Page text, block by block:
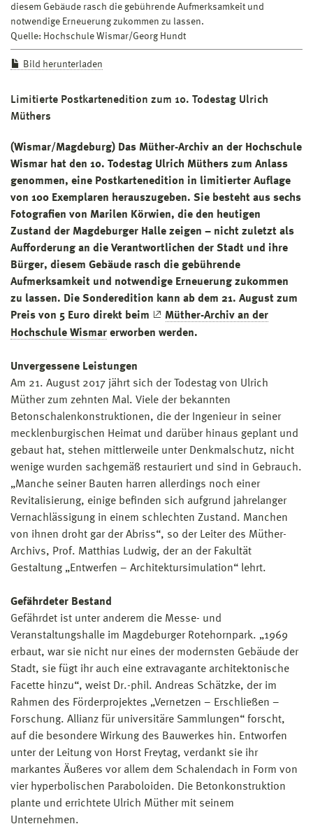
diesem Gebäude rasch die gebührende Aufmerksamkeit und
notwendige Erneuerung zukommen zu lassen.
Quelle: Hochschule Wismar/Georg Hundt
Bild herunterladen
Limitierte Postkartenedition zum 10. Todestag Ulrich
Müthers
(Wismar/Magdeburg) Das Müther-Archiv an der Hochschule
Wismar hat den 10. Todestag Ulrich Müthers zum Anlass
genommen, eine Postkartenedition in limitierter Auflage
von 100 Exemplaren herauszugeben. Sie besteht aus sechs
Fotografien von Marilen Körwien, die den heutigen
Zustand der Magdeburger Halle zeigen – nicht zuletzt als
Aufforderung an die Verantwortlichen der Stadt und ihre
Bürger, diesem Gebäude rasch die gebührende
Aufmerksamkeit und notwendige Erneuerung zukommen
zu lassen. Die Sonderedition kann ab dem 21. August zum
Preis von 5 Euro direkt beim
Müther-Archiv an der
Hochschule Wismar erworben werden.
Unvergessene Leistungen
Am 21. August 2017 jährt sich der Todestag von Ulrich
Müther zum zehnten Mal. Viele der bekannten
Betonschalenkonstruktionen, die der Ingenieur in seiner
mecklenburgischen Heimat und darüber hinaus geplant und
gebaut hat, stehen mittlerweile unter Denkmalschutz, nicht
wenige wurden sachgemäß restauriert und sind in Gebrauch.
„Manche seiner Bauten harren allerdings noch einer
Revitalisierung, einige befinden sich aufgrund jahrelanger
Vernachlässigung in einem schlechten Zustand. Manchen
von ihnen droht gar der Abriss“, so der Leiter des Müther-
Archivs, Prof. Matthias Ludwig, der an der Fakultät
Gestaltung „Entwerfen – Architektursimulation“ lehrt.
Gefährdeter Bestand
Gefährdet ist unter anderem die Messe- und
Veranstaltungshalle im Magdeburger Rotehornpark. „1969
erbaut, war sie nicht nur eines der modernsten Gebäude der
Stadt, sie fügt ihr auch eine extravagante architektonische
Facette hinzu“, weist Dr.-phil. Andreas Schätzke, der im
Rahmen des Förderprojektes „Vernetzen – Erschließen –
Forschung. Allianz für universitäre Sammlungen“ forscht,
auf die besondere Wirkung des Bauwerkes hin. Entworfen
unter der Leitung von Horst Freytag, verdankt sie ihr
markantes Äußeres vor allem dem Schalendach in Form von
vier hyperbolischen Paraboloiden. Die Betonkonstruktion
plante und errichtete Ulrich Müther mit seinem
Unternehmen.